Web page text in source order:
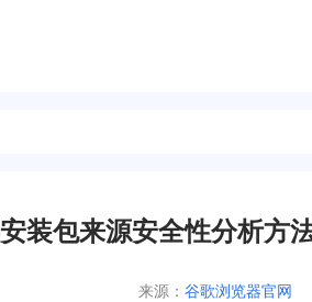
装包来源安全性分析方
来源： 谷歌浏览器官网